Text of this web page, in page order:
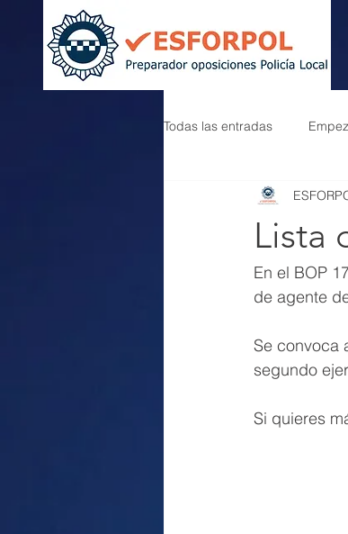
Todas las entradas
Lista
En el BOP
de agente
Se convoca
segundo
Si quieres